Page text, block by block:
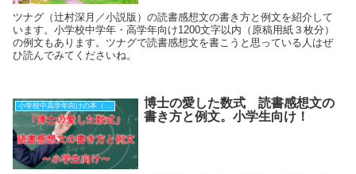
ツナグ（辻村深月／小説版）の読書感想文の書き方と例文を紹介して
います。小学校中学年・高学年向け1200文字以内（原稿用紙３枚分）
の例文もあります。ツナグで読書感想文を書こうと思っている人はぜ
ひ読んでみてくださいね。
小学校中高学年向けの本（原稿用紙３枚分）
博士の愛した数式 読書感想文の
書き方と例文。小学生向け！